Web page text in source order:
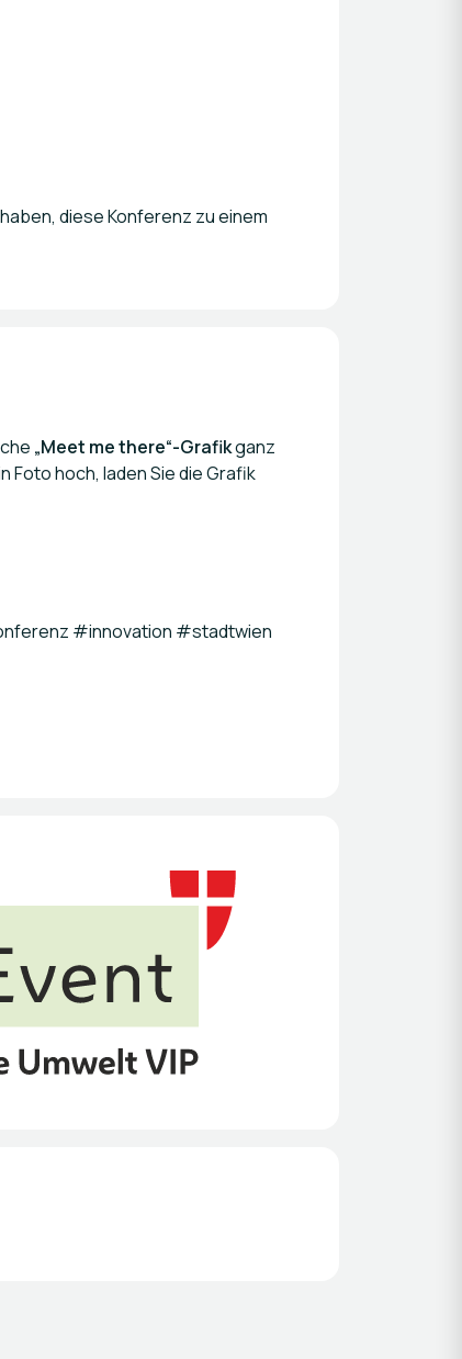
diese Konferenz zu einem
„Meet me there“-Grafikganz
Foto hoch, laden Sie die Grafik
#innovation #stadtwien